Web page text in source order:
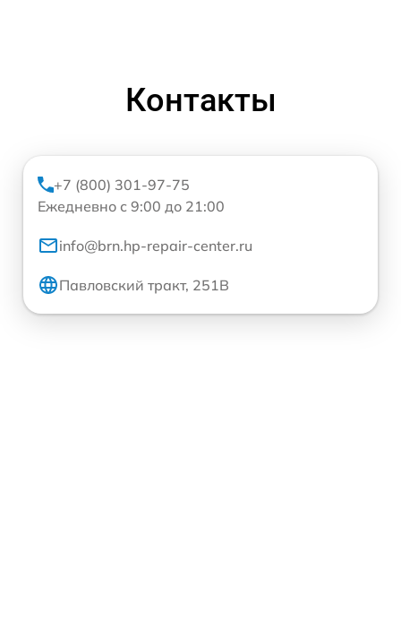
Контакты
+7 (800) 301-97-75
Ежедневно с 9:00 до 21:00
info@brn.hp-repair-center.ru
Павловский тракт, 251В